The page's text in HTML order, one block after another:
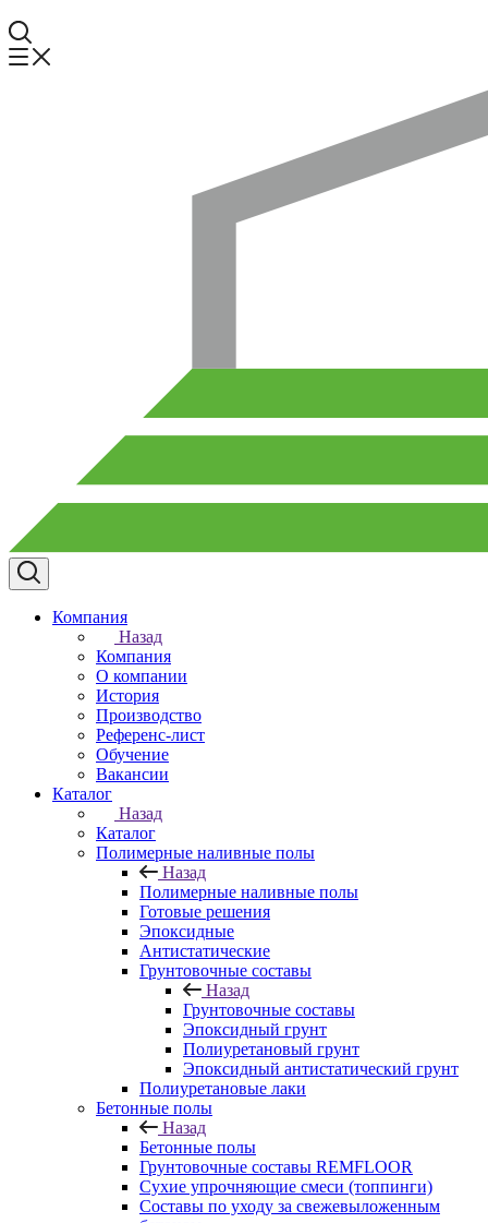
Компания
Назад
Компания
О компании
История
Производство
Референс-лист
Обучение
Вакансии
Каталог
Назад
Каталог
Полимерные наливные полы
Назад
Полимерные наливные полы
Готовые решения
Эпоксидные
Антистатические
Грунтовочные составы
Назад
Грунтовочные составы
Эпоксидный грунт
Полиуретановый грунт
Эпоксидный антистатический грунт
Полиуретановые лаки
Бетонные полы
Назад
Бетонные полы
Грунтовочные составы REMFLOOR
Сухие упрочняющие смеси (топпинги)
Составы по уходу за свежевыложенным